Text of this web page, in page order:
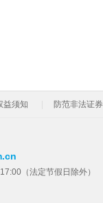
益须知 防范非法证
（法定节假日除外）